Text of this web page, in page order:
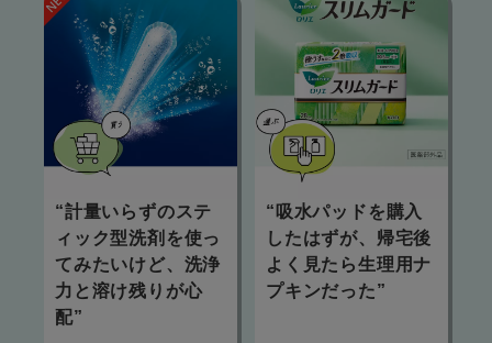
“計量いらずのステ
ィック型洗剤を使っ
てみたいけど、洗浄
力と溶け残りが心
配”
“吸水パッドを購入
したはずが、帰宅後
よく見たら生理用ナ
プキンだった”